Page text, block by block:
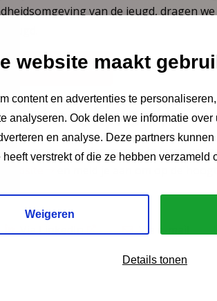
website maakt
content en advertenties te
analyseren. Ook delen we informatie
en analyse. Deze partners
verstrekt of die ze hebben
Weigeren
Details tonen
van de jeugd, dragen
en onderzoek
blijven?
over deze onderwerpen te leren en
Via LinkedIn Via e-mail